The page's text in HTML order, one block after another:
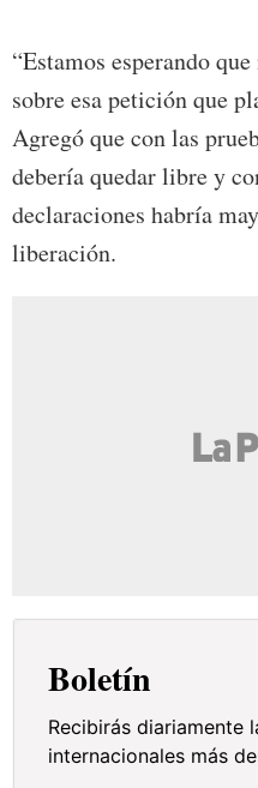
“Estamos esperando
sobre esa petición que
Agregó que con las
debería quedar libre y
declaraciones habría
liberación.
Boletín
Recibirás diariamente
internacionales más